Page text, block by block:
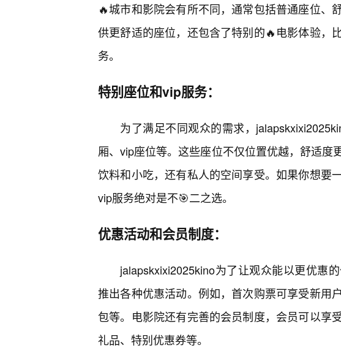
🔥城市和影院会有所不同，通常包括普通座位、
供更舒适的座位，还包含了特别的🔥电影体验，
务。
特别座位和vip服务：
为了满足不同观众的需求，
厢、vip座位等。这些座位不仅位置优越，舒适度
饮料和小吃，还有私人的空间享受。如果你想要
vip服务绝对是不🎯二之选。
优惠活动和会员制度：
jalapskxixi2025kino为了让观众能以更优惠
推出各种优惠活动。例如，首次购票可享受新用
包等。电影院还有完善的会员制度，会员可以享
礼品、特别优惠券等。